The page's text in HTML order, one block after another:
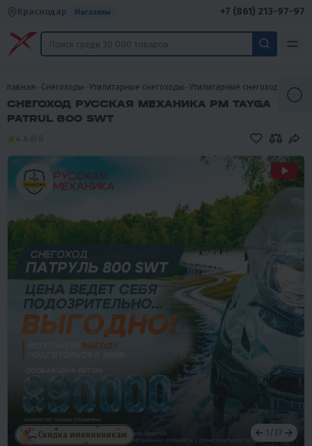
Краснодар Магазины +7 (861) 213-97-97
Главная Снегоходы Утилитарные снегоходы Утилитарные снегоходы РМ
СНЕГОХОД РУССКАЯ МЕХАНИКА РМ TAYGA
PATRUL 800 SWT
Скидка именинникам / 37